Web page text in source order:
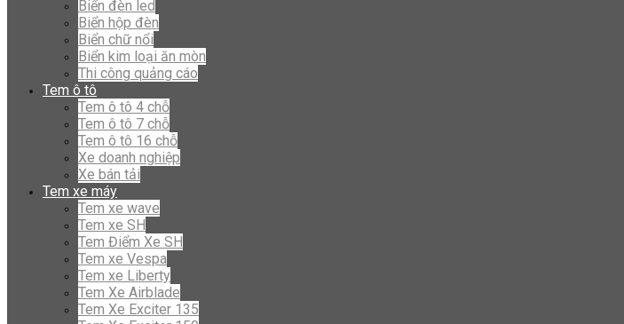
Biển đèn led
Biển hộp đèn
Biển chữ nổi
Biển kim loại ăn mòn
Thi công quảng cáo
Tem ô tô
Tem ô tô 4 chỗ
Tem ô tô 7 chỗ
Tem ô tô 16 chỗ
Xe doanh nghiệp
Xe bán tải
Tem xe máy
Tem xe wave
Tem xe SH
Tem Điểm Xe SH
Tem xe Vespa
Tem xe Liberty
Tem Xe Airblade
Tem Xe Exciter 135